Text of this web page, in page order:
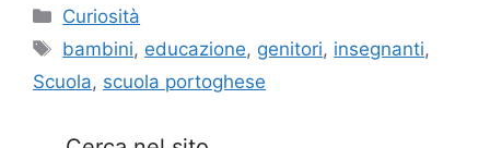
Categorie
Curiosità
Tag
bambini, educazione, genitori, insegnanti,
Scuola, scuola portoghese